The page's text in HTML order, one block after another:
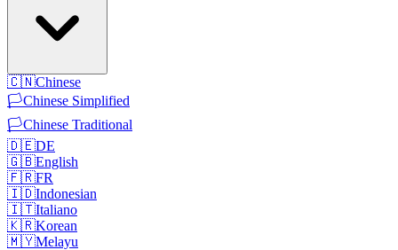
🇨🇳Chinese
🏳️Chinese Simplified
🏳️Chinese Traditional
🇩🇪DE
🇬🇧English
🇫🇷FR
🇮🇩Indonesian
🇮🇹Italiano
🇰🇷Korean
🇲🇾Melayu